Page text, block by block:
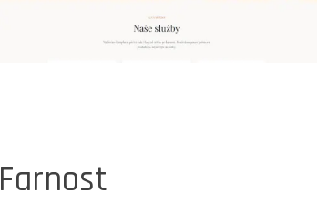
Farnost